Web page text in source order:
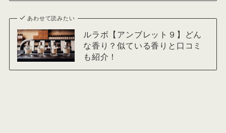
あわせて読みたい
ルラボ【アンブレット９】どん
な香り？似ている香りと口コミ
も紹介！